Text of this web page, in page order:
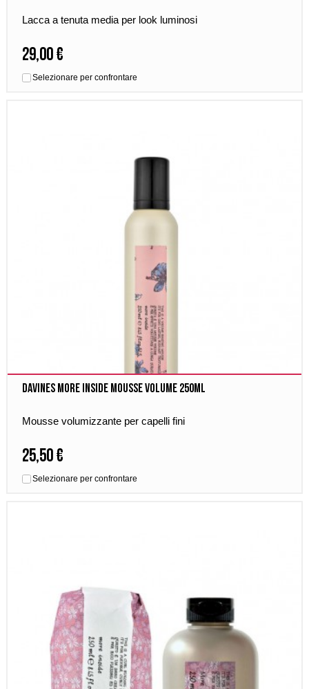
Lacca a tenuta media per look luminosi
29,00 €
Selezionare per confrontare
Davines More Inside Mousse Volume 250ml
Mousse volumizzante per capelli fini
25,50 €
Selezionare per confrontare